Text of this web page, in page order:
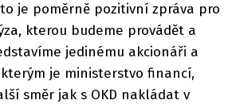
to je poměrně pozitivní zpráva pro
kterou budeme provádět a
jedinému akcionáři a
je ministerstvo financí,
směr jak s OKD nakládat v